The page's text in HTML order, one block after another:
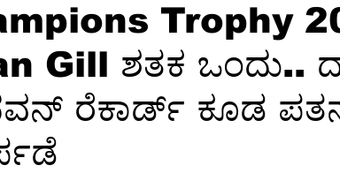
ತಂತ್ರಜ್ಞಾನ ತಂತ್ರಜ್ಞಾನ-ಸುದ್ದಿ ತಂತ್ರಜ್ಞಾನ-
ಮಾಹಿತಿ
Trophy
Gill ಶತಕ ಒಂದು..
ರೆಕಾರ್ಡ್ ಕೂಡ